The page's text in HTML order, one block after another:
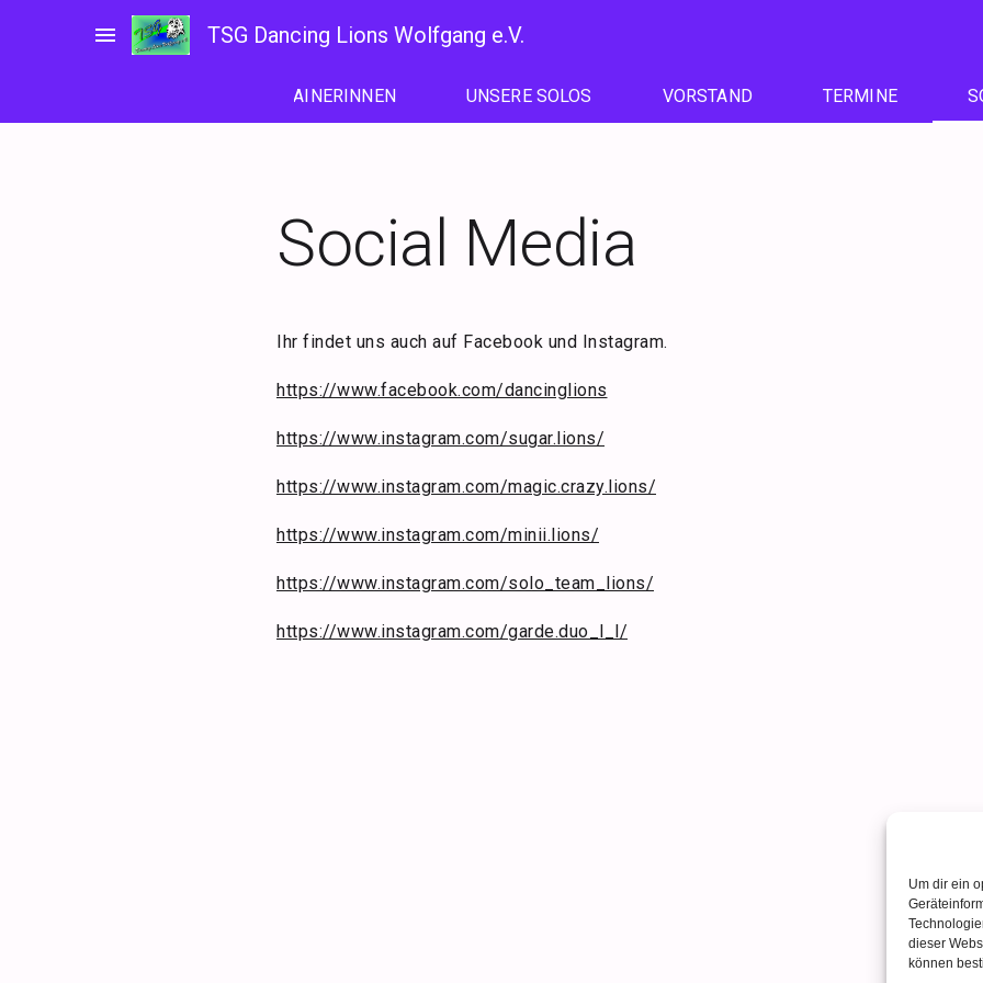
Um dir ein
dieser
können
menu TSG Dancing Lions Wolfgang e.V.
UNSERE TRAINERINNEN UNSERE SOLOS VORSTAND TERMINE
Social Media
Ihr findet uns auch auf Facebook und Instagram.
https://www.facebook.com/dancinglions
https://www.instagram.com/sugar.lions/
https://www.instagram.com/magic.crazy.lions/
https://www.instagram.com/minii.lions/
https://www.instagram.com/solo_team_lions/
https://www.instagram.com/garde.duo_l_l/